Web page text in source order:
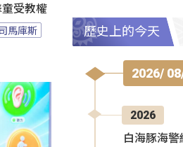
受教權
馬庫斯 歷史上的今天
2026/
2026
白海豚海